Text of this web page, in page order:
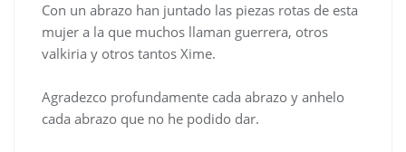
Con un abrazo han juntado las piezas rotas de esta
mujer a la que muchos llaman guerrera, otros
valkiria y otros tantos Xime.
Agradezco profundamente cada abrazo y anhelo
cada abrazo que no he podido dar.